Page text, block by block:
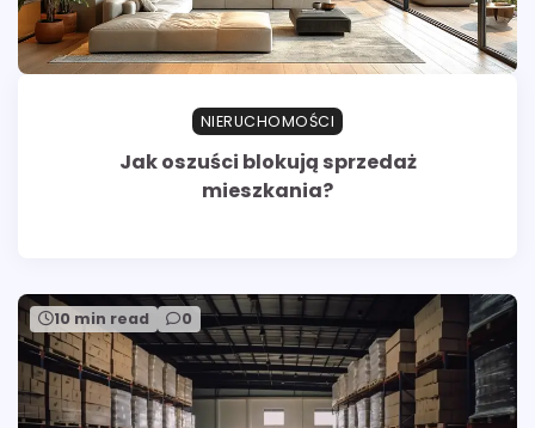
NIERUCHOMOŚCI
Jak oszuści blokują sprzedaż
mieszkania?
10 min read 0